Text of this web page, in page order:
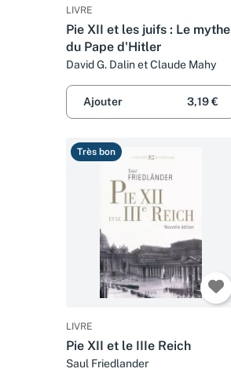
LIVRE
Pie XII et les juifs : Le mythe
du Pape d'Hitler
David G. Dalin et Claude Mahy
Ajouter 3,19 €
Très bon
LIVRE
Pie XII et le IIIe Reich
Saul Friedlander